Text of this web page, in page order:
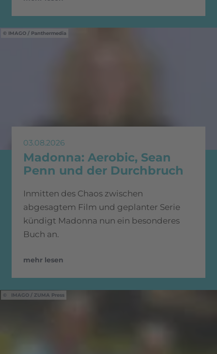
IMAGO / Panthermedia
03.08.2026
Madonna: Aerobic, Sean
Penn und der Durchbruch
Inmitten des Chaos zwischen
abgesagtem Film und geplanter Serie
kündigt Madonna nun ein besonderes
Buch an.
mehr lesen
IMAGO / ZUMA Press